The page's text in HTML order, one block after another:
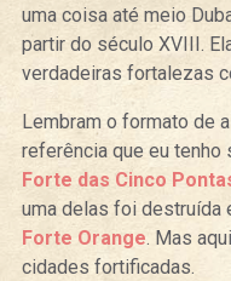
uma coisa até meio
partir do século XVIII.
verdadeiras fortalezas
Lembram o formato de
referência que eu tenho
Forte das Cinco
uma delas foi destruída
Forte Orange. Mas
cidades fortificadas.